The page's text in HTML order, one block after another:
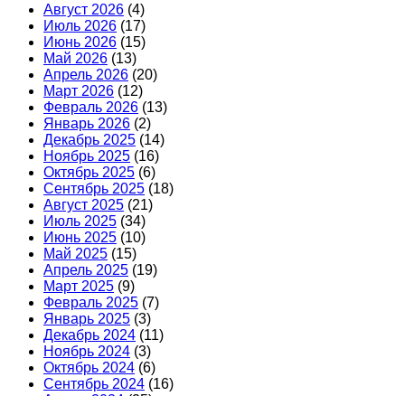
Август 2026 (4)
Июль 2026 (17)
Июнь 2026 (15)
Май 2026 (13)
Апрель 2026 (20)
Март 2026 (12)
Февраль 2026 (13)
Январь 2026 (2)
Декабрь 2025 (14)
Ноябрь 2025 (16)
Октябрь 2025 (6)
Сентябрь 2025 (18)
Август 2025 (21)
Июль 2025 (34)
Июнь 2025 (10)
Май 2025 (15)
Апрель 2025 (19)
Март 2025 (9)
Февраль 2025 (7)
Январь 2025 (3)
Декабрь 2024 (11)
Ноябрь 2024 (3)
Октябрь 2024 (6)
Сентябрь 2024 (16)